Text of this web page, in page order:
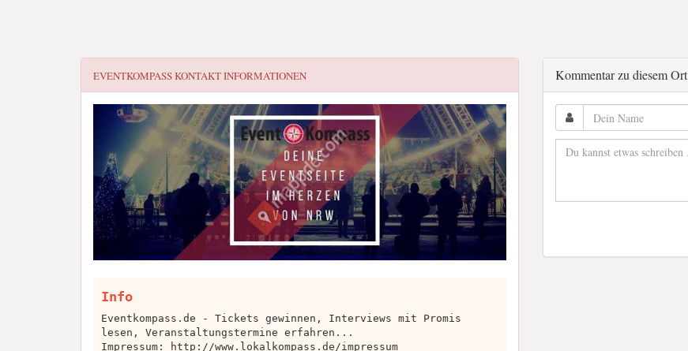
EVENTKOMPASSKONTAKT INFORMATIONEN
Info
Eventkompass.de - Tickets gewinnen, Interviews mit Promis
lesen, Veranstaltungstermine erfahren...
Impressum: http://www.lokalkompass.de/impressum
Kommentar zu diesem Ort